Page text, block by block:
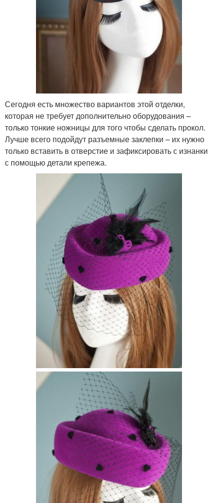
Сегодня есть множество вариантов этой отделки,
которая не требует дополнительно оборудования –
только тонкие ножницы для того чтобы сделать прокол.
Лучше всего подойдут разъемные заклепки – их нужно
только вставить в отверстие и зафиксировать с изнанки
с помощью детали крепежа.